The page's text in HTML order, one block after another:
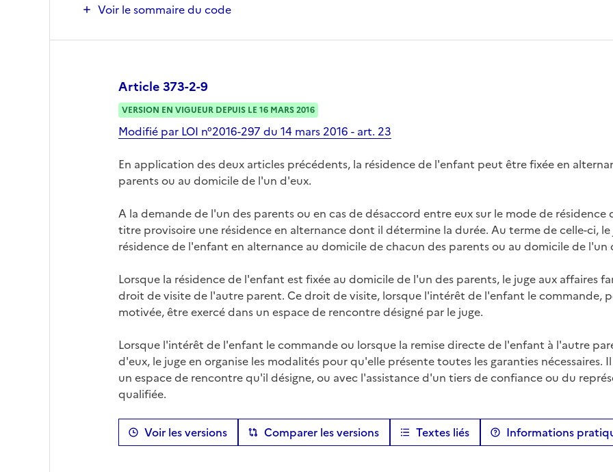
Voir le sommaire du code
Article 373-2-9
VERSION EN VIGUEUR DEPUIS LE 16 MARS 2016
Modifié par LOI n°2016-297 du 14 mars 2016 - art. 23
En application des deux articles précédents, la résidence de l'enfant peut être fixée en
parents ou au domicile de l'un d'eux.
A la demande de l'un des parents ou en cas de désaccord entre eux sur le mode de
titre provisoire une résidence en alternance dont il détermine la durée. Au terme de celle-ci,
résidence de l'enfant en alternance au domicile de chacun des parents ou au domicile de l'un
Lorsque la résidence de l'enfant est fixée au domicile de l'un des parents, le juge aux affaires
droit de visite de l'autre parent. Ce droit de visite, lorsque l'intérêt de l'enfant le commande,
motivée, être exercé dans un espace de rencontre désigné par le juge.
Lorsque l'intérêt de l'enfant le commande ou lorsque la remise directe de l'enfant à l'autre
d'eux, le juge en organise les modalités pour qu'elle présente toutes les garanties
un espace de rencontre qu'il désigne, ou avec l'assistance d'un tiers de confiance ou du
qualifiée.
Voir les versions Comparer les versions Textes liés Informations